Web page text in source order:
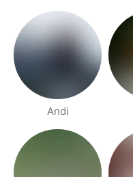
Andi